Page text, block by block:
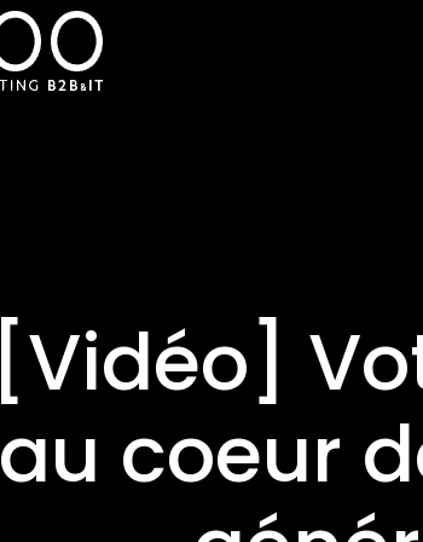
[Vidéo]
au coeur